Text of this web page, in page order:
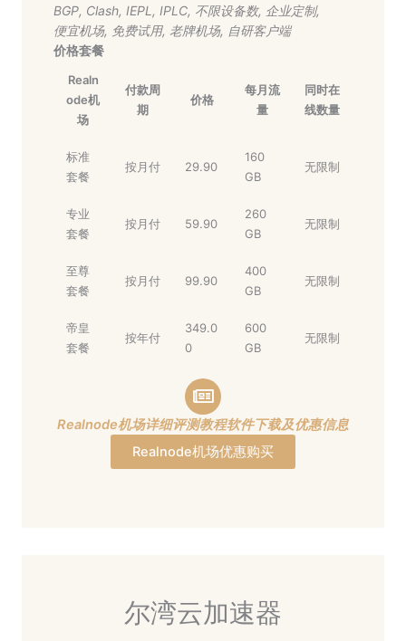
BGP, Clash, IEPL , IPLC, 不限设备数, 企业定制,
便宜机场, 免费试用, 老牌机场, 自研客户端
价格套餐
Realn
ode机
场
付款周
期
价格
每月流
量
同时在
线数量
标准
套餐
按月付 29.90
160
GB
无限制
专业
套餐
按月付 59.90
260
GB
无限制
至尊
套餐
按月付 99.90
400
GB
无限制
帝皇
套餐
按年付
349.0
0
600
GB
无限制
Realnode机场详细评测教程软件下载及优惠信息
Realnode机场优惠购买
尔湾云加速器